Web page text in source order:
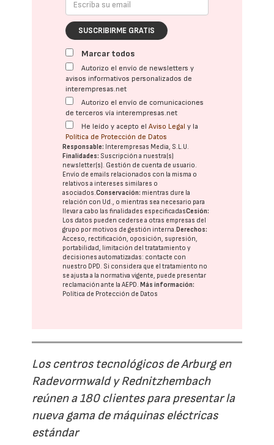
SUSCRIBIRME GRATIS
Marcar todos
Autorizo el envío de newsletters y
avisos informativos personalizados de
interempresas.net
Autorizo el envío de comunicaciones
de terceros vía interempresas.net
He leído y acepto elAviso Legal y la
Política de Protección de Datos
Responsable: Interempresas Media, S.L.U.
Finalidades: Suscripción a nuestra(s)
newsletter(s). Gestión de cuenta de usuario.
Envío de emails relacionados con la misma o
relativos a intereses similares o
asociados.Conservación: mientras dure la
relación con Ud., o mientras sea necesario para
llevar a cabo las finalidades especificadasCesión:
Los datos pueden cederse a otras empresas del
grupo por motivos de gestión interna.Derechos:
Acceso, rectificación, oposición, supresión,
portabilidad, limitación del tratatamiento y
decisiones automatizadas: contacte con
nuestro DPD. Si considera que el tratamiento no
se ajusta a la normativa vigente, puede presentar
reclamación ante laAEPD.Más información:
Política de Protección de Datos
Los centros tecnológicos de Arburg en
Radevormwald y Rednitzhembach
reúnen a 180 clientes para presentar la
nueva gama de máquinas eléctricas
estándar